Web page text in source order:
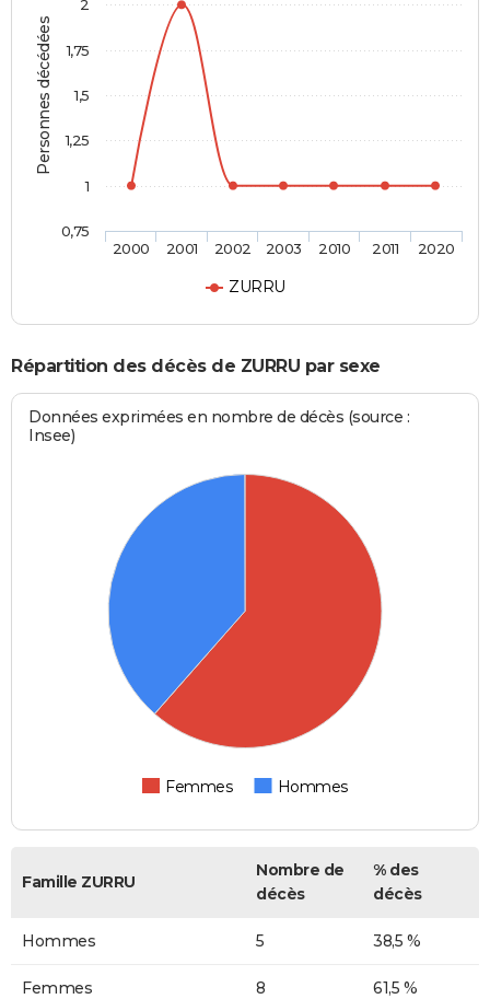
Personnes décédées
ZURRU
2000 2001 2002 2003 2010 2011 2020
0,75
1
1,25
1,5
1,75
2
Répartition des décès de ZURRU par sexe
Données exprimées en nombre de décès (source :
Insee)
Femmes Hommes
Famille ZURRU
Nombre de
décès
% des
décès
Hommes 5 38,5 %
Femmes 8 61,5 %